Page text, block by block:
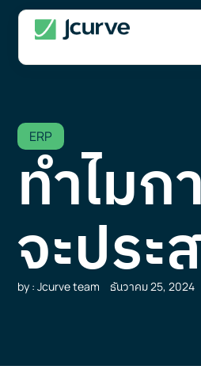
ERP
ทำไมก
จะประ
by : Jcurve team ธันวาคม 25, 2024